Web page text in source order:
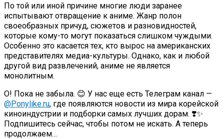
По той или иной причине многие люди заранее
испытывают отвращение к аниме. Жанр полон
своеобразных причуд, сюжетов и разновидностей,
которые кому-то могут показаться слишком чуждыми.
Особенно это касается тех, кто вырос на американских
представителях медиа-культуры. Однако, как и любой
другой вид развлечений, аниме не является
монолитным.
О! Пока не забыла. 😊 У нас еще есть Телеграм канал —
@Ponylike.ru, где появляются новости из мира корейской
киноиндустрии и подборки самых лучших дорам. ❣️✨
Подпишитесь сейчас, чтобы потом не искать. А теперь
продолжаем…